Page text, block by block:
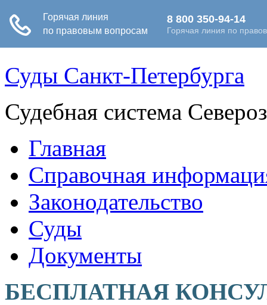
Суды Санкт-Петербурга
Судебная система
Главная
Справочная
Законодательство
Суды
Документы
БЕСПЛАТНАЯ